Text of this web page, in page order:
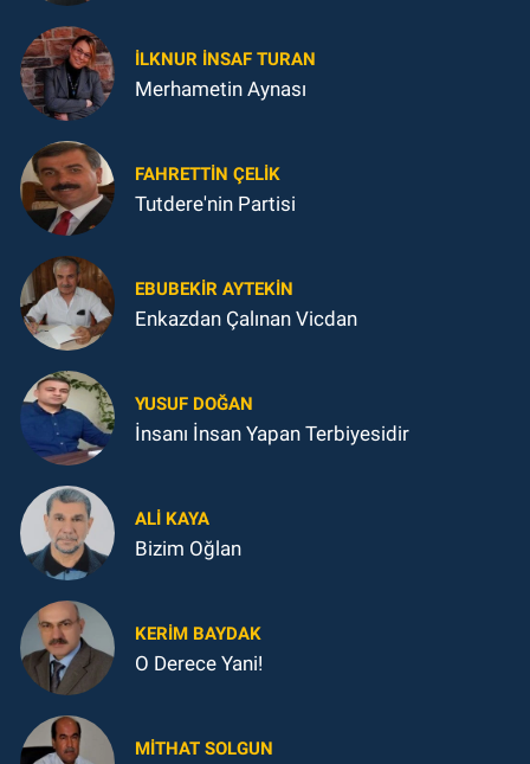
İLKNUR İNSAF TURAN
Merhametin Aynası
FAHRETTIN ÇELİK
Tutdere'nin Partisi
EBUBEKIR AYTEKIN
Enkazdan Çalınan Vicdan
YUSUF DOĞAN
İnsanı İnsan Yapan Terbiyesidir
ALI KAYA
Bizim Oğlan
KERIM BAYDAK
O Derece Yani!
MITHAT SOLGUN